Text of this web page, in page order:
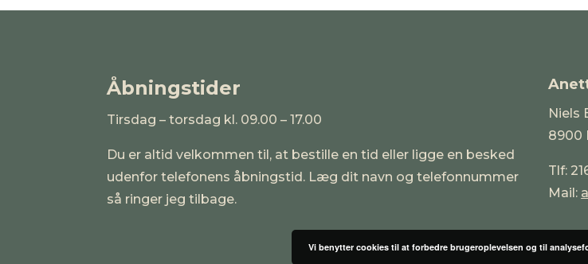
Åbningstider
Tirsdag – torsdag kl. 09.00 – 17.00
Du er altid velkommen til, at bestille en tid eller ligge en besked
udenfor telefonens åbningstid. Læg dit navn og telefonnummer
så ringer jeg tilbage.
Niels
8900
Tlf:
Mail:
Vi benytter cookies til at forbedre brugeroplevelsen og til